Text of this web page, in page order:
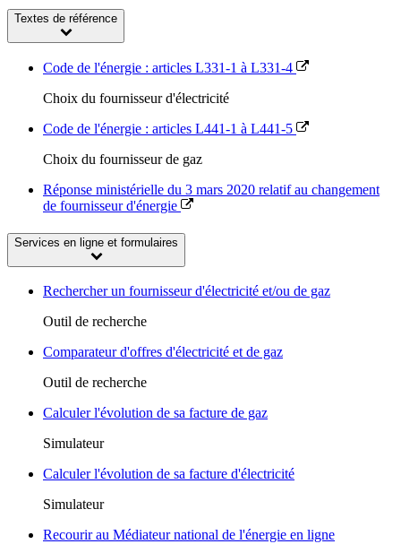
Textes de référence
Code de l'énergie : articles L331-1 à L331-4
Choix du fournisseur d'électricité
Code de l'énergie : articles L441-1 à L441-5
Choix du fournisseur de gaz
Réponse ministérielle du 3 mars 2020 relatif au changement
de fournisseur d'énergie
Services en ligne et formulaires
Rechercher un fournisseur d'électricité et/ou de gaz
Outil de recherche
Comparateur d'offres d'électricité et de gaz
Outil de recherche
Calculer l'évolution de sa facture de gaz
Simulateur
Calculer l'évolution de sa facture d'électricité
Simulateur
Recourir au Médiateur national de l'énergie en ligne